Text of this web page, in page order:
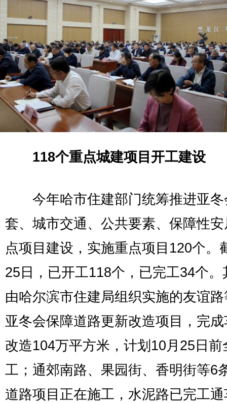
118个重点城建项目开工建设
今年哈市住建部门统筹推进亚冬
套、城市交通、公共要素、保障性
点项目建设，实施重点项目120个。
25日，已开工118个，已完工34个。
由哈尔滨市住建局组织实施的友谊
亚冬会保障道路更新改造项目，完
改造104万平方米，计划10月25日前
工；通郊南路、果园街、香明街等6
道路项目正在施工，水泥路已完工